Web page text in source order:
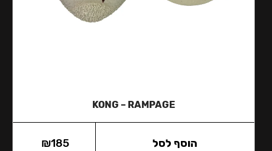
KONG – RAMPAGE
₪185 הוסף לסל